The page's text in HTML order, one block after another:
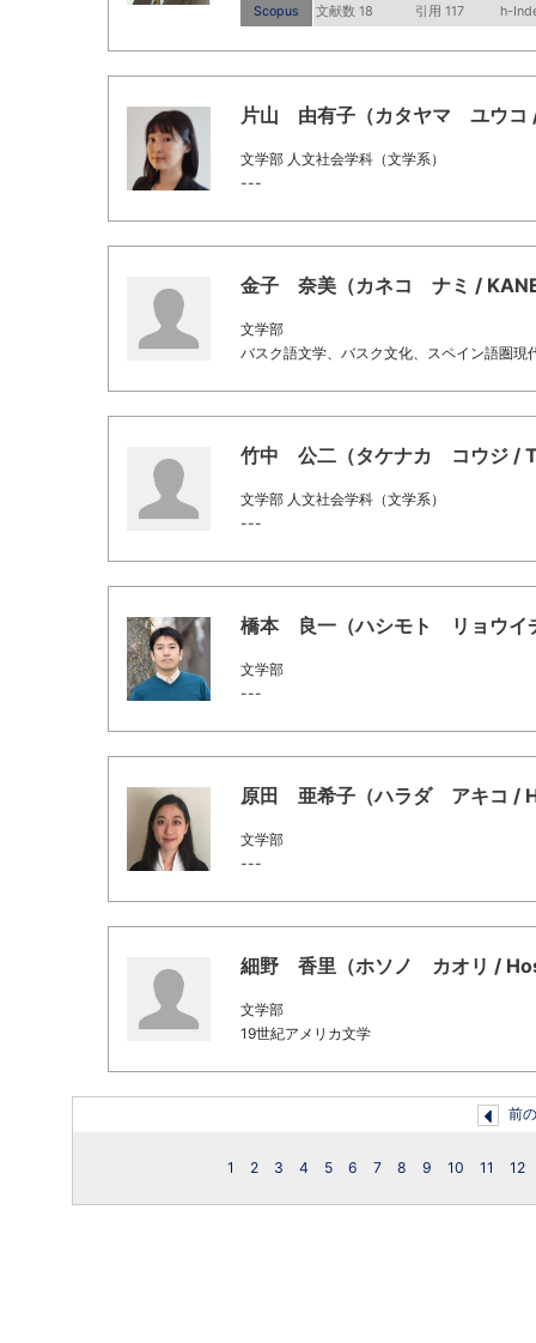
Scopus 文献数 18 引用 117 h-
片山 由有子（カタヤマ ユウコ
文学部 人文社会学科（文学系）
---
金子 奈美（カネコ ナミ /
文学部
バスク語文学、バスク文化、スペイン語圏
竹中 公二（タケナカ コウジ /
文学部 人文社会学科（文学系）
---
橋本 良一（ハシモト リョウイ
文学部
---
原田 亜希子（ハラダ アキコ /
文学部
---
細野 香里（ホソノ カオリ /
文学部
19世紀アメリカ文学
前
1 2 3 4 5 6 7 8 9 10 11 12